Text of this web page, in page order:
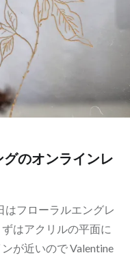
のオンラインレ
はフローラルエングレ
はアクリルの平面に
が近いので Valentine